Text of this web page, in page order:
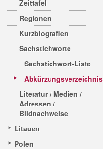
Zeittafel
Regionen
Kurzbiografien
Sachstichworte
Sachstichwort-Liste
Abkürzungsverzeichnis
Literatur / Medien /
Adressen /
Bildnachweise
Litauen
Polen